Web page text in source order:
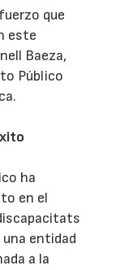
que
este
Baeza,
Público
ha
en el
una entidad
a la